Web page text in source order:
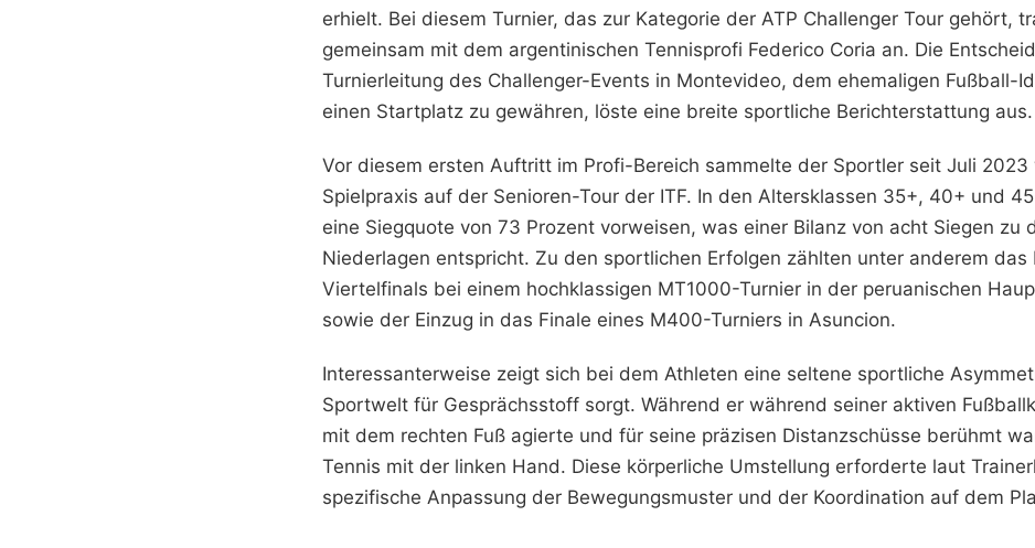
erhielt. Bei diesem Turnier, das zur Kategorie der ATP Challenger Tour gehört,
gemeinsam mit dem argentinischen Tennisprofi Federico Coria an. Die
Turnierleitung des Challenger-Events in Montevideo, dem ehemaligen Fußball-
einen Startplatz zu gewähren, löste eine breite sportliche Berichterstattung aus.
Vor diesem ersten Auftritt im Profi-Bereich sammelte der Sportler seit Juli 2023
Spielpraxis auf der Senioren-Tour der ITF. In den Altersklassen 35+, 40+ und
eine Siegquote von 73 Prozent vorweisen, was einer Bilanz von acht Siegen zu
Niederlagen entspricht. Zu den sportlichen Erfolgen zählten unter anderem das
Viertelfinals bei einem hochklassigen MT1000-Turnier in der peruanischen
sowie der Einzug in das Finale eines M400-Turniers in Asuncion.
Interessanterweise zeigt sich bei dem Athleten eine seltene sportliche
Sportwelt für Gesprächsstoff sorgt. Während er während seiner aktiven
mit dem rechten Fuß agierte und für seine präzisen Distanzschüsse berühmt
Tennis mit der linken Hand. Diese körperliche Umstellung erforderte laut
spezifische Anpassung der Bewegungsmuster und der Koordination auf dem